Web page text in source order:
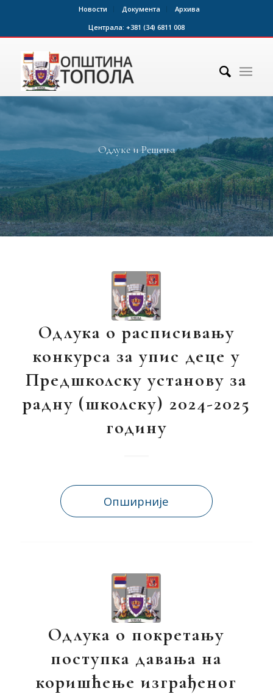
Новости Документа
Архива
Централа: +381 (34) 6811 008
Одлуке и Решења
Одлука о расписивању
конкурса за упис деце у
Предшколску установу за
радну (школску) 2024-2025
годину
Опширније
Одлука о покретању
поступка давања на
коришћење изграђеног